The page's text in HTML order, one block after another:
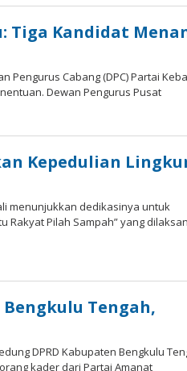
Tiga Kandidat
Pengurus Cabang (DPC) Partai
Dewan Pengurus Pusat
Kepedulian
menunjukkan dedikasinya untuk
Rakyat Pilah Sampah” yang
Bengkulu Tengah,
DPRD Kabupaten Bengkulu
kader dari Partai Amanat